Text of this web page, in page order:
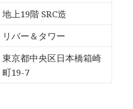
地上19階 SRC造
リバー＆タワー
東京都中央区日本橋箱崎
町19-7